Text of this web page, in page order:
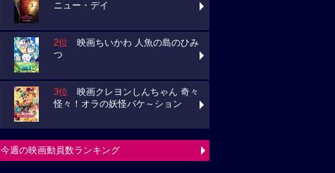
ニュー・デイ
2位 映画ちいかわ 人魚の島のひみ
つ
3位 映画クレヨンしんちゃん 奇々
怪々！オラの妖怪バケ～ション
今週の映画動員数ランキング